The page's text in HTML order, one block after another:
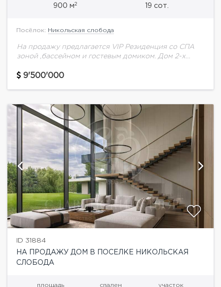
900 м2 19 сот.
Посёлок: Никольская слобода
На продажу предлагается VIP Резиденция cо СПА
зоной ,бассейном и гостевым домиком. Дом 2-х
- 19 сот. На первом этаже: Холл,...
9'500'000
ID 31884
НА ПРОДАЖУ ДОМ В ПОСЕЛКЕ НИКОЛЬСКАЯ
СЛОБОДА
площадь спален участок